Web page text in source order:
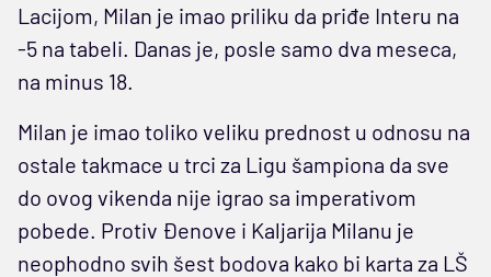
Lacijom, Milan je imao priliku da priđe Interu na
-5 na tabeli. Danas je, posle samo dva meseca,
na minus 18.
Milan je imao toliko veliku prednost u odnosu na
ostale takmace u trci za Ligu šampiona da sve
do ovog vikenda nije igrao sa imperativom
pobede. Protiv Đenove i Kaljarija Milanu je
neophodno svih šest bodova kako bi karta za LŠ